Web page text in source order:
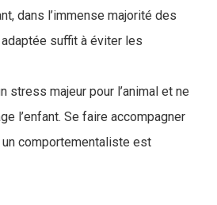
dans l’immense majorité des
suffit à éviter les
stress majeur pour l’animal et ne
l’enfant. Se faire accompagner
un comportementaliste est